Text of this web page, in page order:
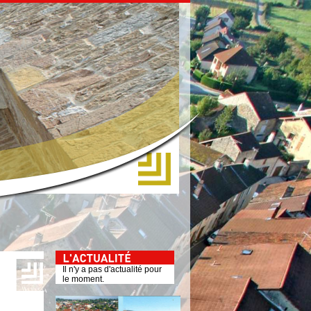
Il n'y a pas d'actualité pour
le moment.